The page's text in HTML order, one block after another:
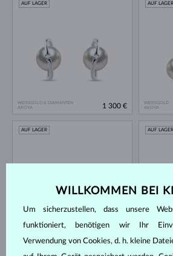
WEISSGOLD & DIAMANTEN
AKOYA
AUF LAGER
1 300 €
WEISSGOLD
AKOYA
AUF LAGER
AUF LAGER AUF LAGER
WILLKOMMEN BEI
Um sicherzustellen, dass unsere
funktioniert, benötigen wir Ihr
Verwendung von Cookies, d. h. kleine